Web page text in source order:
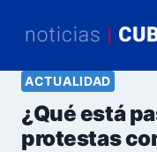
ACTUALIDAD
¿Qué está
protestas